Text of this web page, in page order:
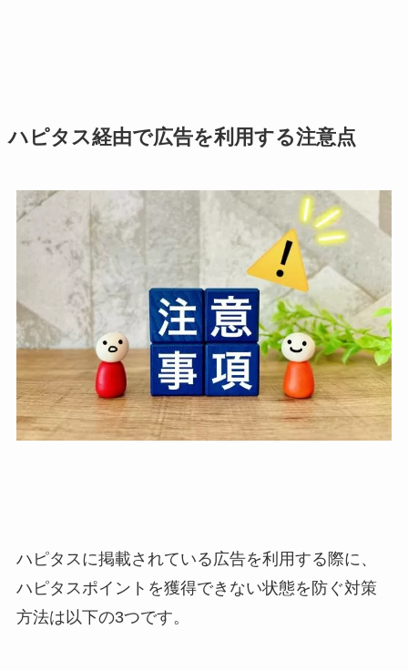
ハピタス経由で広告を利用する注意点
ハピタスに掲載されている広告を利用する際に、
ハピタスポイントを獲得できない状態を防ぐ対策
方法は以下の3つです。